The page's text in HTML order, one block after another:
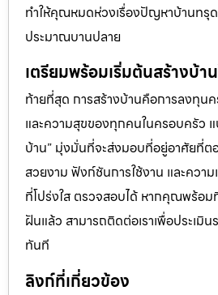
ทำให้คุณหมดห่วงเรื่องปัญหาบ้านทรุ
ประมาณบานปลาย
เตรียมพร้อมเริ่มต้นสร้างบ้า
ท้ายที่สุด การสร้างบ้านคือการลงทุน
และความสุขของทุกคนในครอบครัว แ
บ้าน” มุ่งมั่นที่จะส่งมอบที่อยู่อาศัยที่ต
สวยงาม ฟังก์ชันการใช้งาน และควา
ที่โปร่งใส ตรวจสอบได้ หากคุณพร้อม
ฝันแล้ว สามารถติดต่อเราเพื่อประเมิ
ทันที
ลิงก์ที่เกี่ยวข้อง